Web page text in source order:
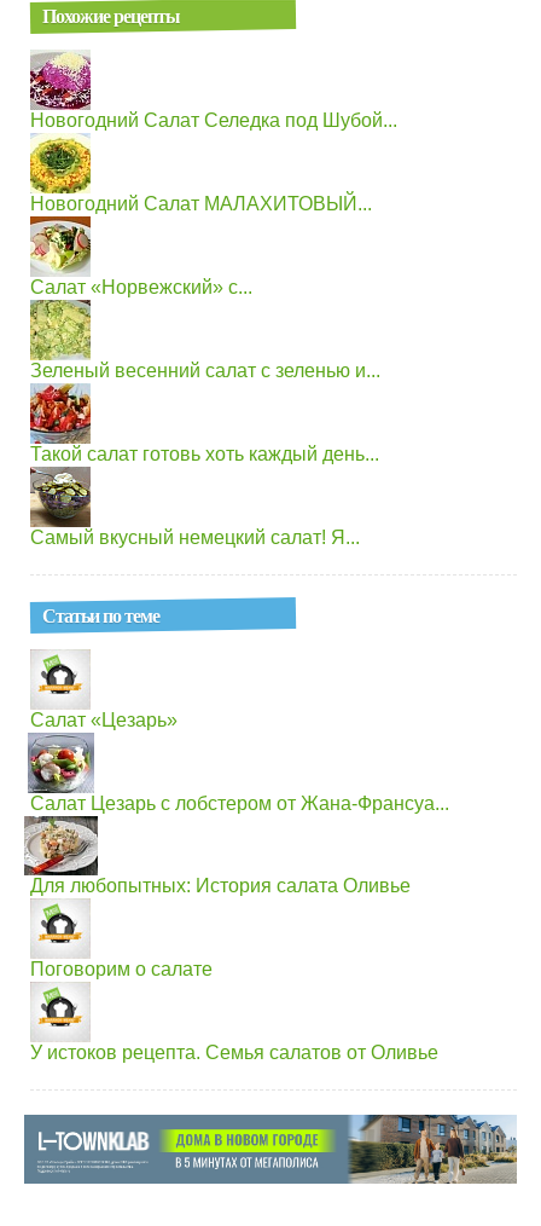
Похожие рецепты
Новогодний Салат Селедка под Шубой...
Новогодний Салат МАЛАХИТОВЫЙ...
Салат «Норвежский» с...
Зеленый весенний салат с зеленью и...
Такой салат готовь хоть каждый день...
Самый вкусный немецкий салат! Я...
Статьи по теме
Салат «Цезарь»
Салат Цезарь с лобстером от Жана-Франсуа...
Для любопытных: История салата Оливье
Поговорим о салате
У истоков рецепта. Семья салатов от Оливье